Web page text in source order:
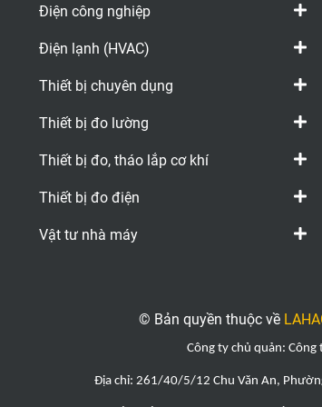
Điện công nghiệp
Điện lạnh (HVAC)
Thiết bị chuyên dụng
Thiết bị đo lường
Thiết bị đo, tháo lắp cơ khí
Thiết bị đo điện
Vật tư nhà máy
© Bản quyền thuộc về
Công ty chủ quản: Công
Địa chỉ: 261/40/5/12 Chu Văn An,